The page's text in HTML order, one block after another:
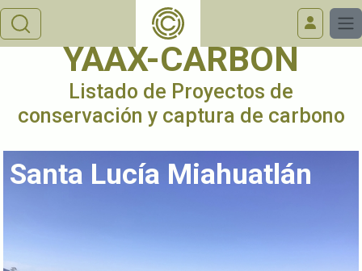
YAAX-CARBON
Listado de Proyectos de
conservación y captura de carbono
Santa Lucía Miahuatlán